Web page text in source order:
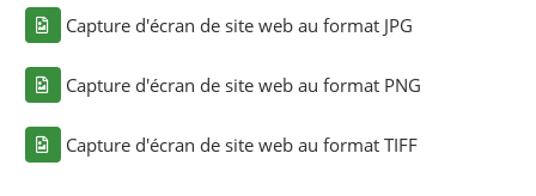
Capture d'écran de site web au format JPG
Capture d'écran de site web au format PNG
Capture d'écran de site web au format TIFF